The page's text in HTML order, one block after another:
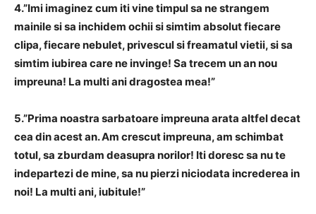
4.”Imi imaginez cum iti vine timpul sa ne strangem
mainile si sa inchidem ochii si simtim absolut fiecare
clipa, fiecare nebulet, privescul si freamatul vietii, si sa
simtim iubirea care ne invinge! Sa trecem un an nou
impreuna! La multi ani dragostea mea!”
5.”Prima noastra sarbatoare impreuna arata altfel decat
cea din acest an. Am crescut impreuna, am schimbat
totul, sa zburdam deasupra norilor! Iti doresc sa nu te
indepartezi de mine, sa nu pierzi niciodata increderea in
noi! La multi ani, iubitule!”